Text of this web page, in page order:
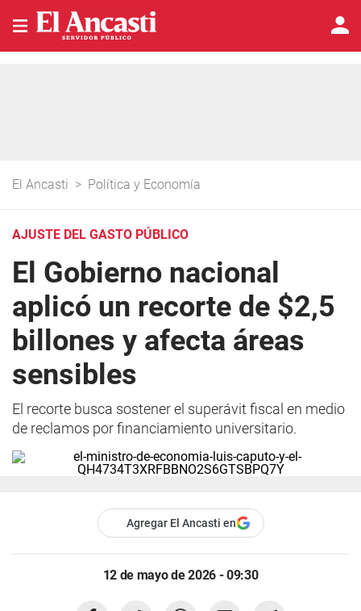
El Ancasti > Política y Economía
AJUSTE DEL GASTO PÚBLICO
El Gobierno nacional
aplicó un recorte de $2,5
billones y afecta áreas
sensibles
El recorte busca sostener el superávit fiscal en medio
de reclamos por financiamiento universitario.
Agregar El Ancasti en
12 de mayo de 2026 - 09:30